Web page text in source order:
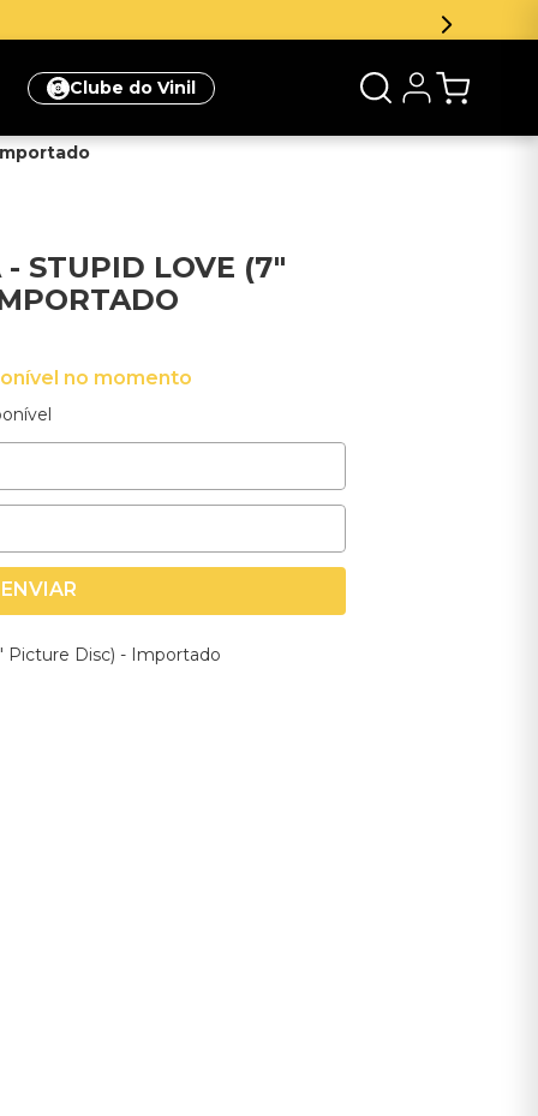
Clube do Vinil
STUPID LOVE (7"
no momento
ENVIAR
Picture Disc) - Importado